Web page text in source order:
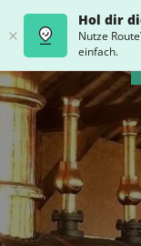
Hol dir
Nutze
einfach.